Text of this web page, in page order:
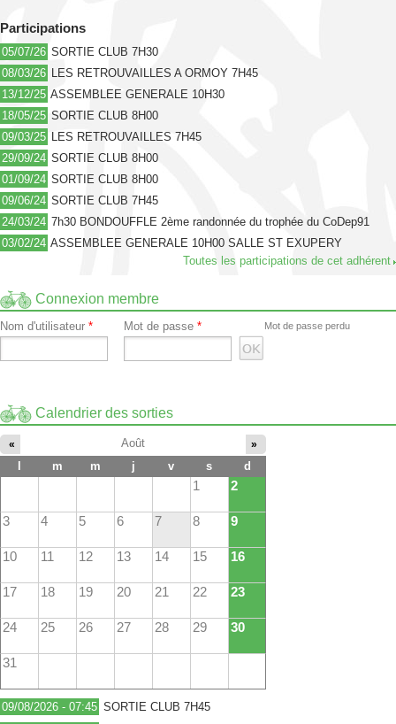
Participations
05/07/26 SORTIE CLUB 7H30
08/03/26 LES RETROUVAILLES A ORMOY 7H45
13/12/25 ASSEMBLEE GENERALE 10H30
18/05/25 SORTIE CLUB 8H00
09/03/25 LES RETROUVAILLES 7H45
29/09/24 SORTIE CLUB 8H00
01/09/24 SORTIE CLUB 8H00
09/06/24 SORTIE CLUB 7H45
24/03/24 7h30 BONDOUFFLE 2ème randonnée du trophée du CoDep91
03/02/24 ASSEMBLEE GENERALE 10H00 SALLE ST EXUPERY
Toutes les participations de cet adhérent
Connexion membre
Nom d'utilisateur * Mot de passe * Mot de passe perdu
Calendrier des sorties
Août
« »
m m j v s d
1 2
3 4 5 6 7 8 9
10 11 12 13 14 15 16
17 18 19 20 21 22 23
24 25 26 27 28 29 30
31
09/08/2026 - 07:45 SORTIE CLUB 7H45